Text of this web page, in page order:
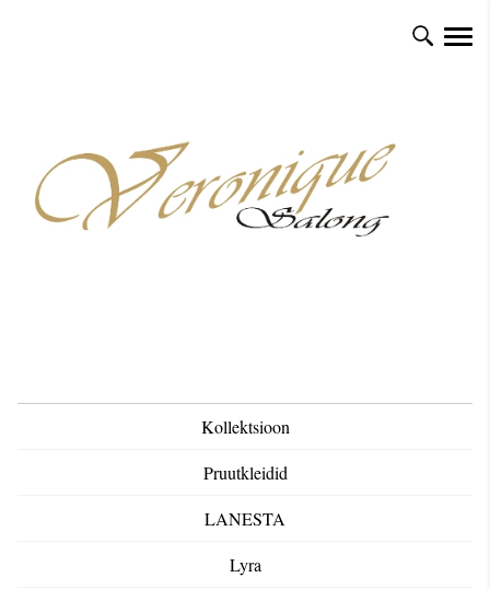
Kollektsioon
Pruutkleidid
LANESTA
Lyra